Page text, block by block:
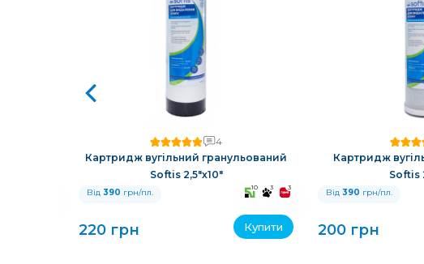
4
Картридж вугільний гранульований
Softis 2,5"х10"
Від 390 грн/пл. 10 3 3
220 грн Купити
Картридж
Softis
Від 390 грн/пл.
200 грн